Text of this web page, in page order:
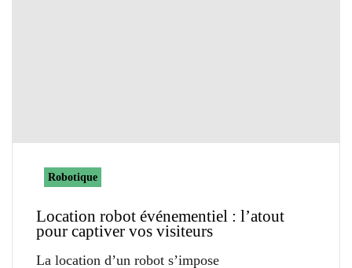
Robotique
Location robot événementiel : l’atout
pour captiver vos visiteurs
La location d’un robot s’impose